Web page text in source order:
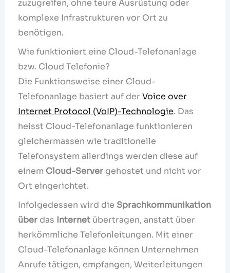
zuzugreifen, ohne teure Ausrüstung oder
komplexe Infrastrukturen vor Ort zu
benötigen.
Wie funktioniert eine Cloud-Telefonanlage
bzw. Cloud Telefonie?
Die Funktionsweise einer Cloud-
Telefonanlage basiert auf der Voice over
Internet Protocol (VoIP)-Technologie. Das
heisst Cloud-Telefonanlage funktionieren
gleichermassen wie traditionelle
Telefonsystem allerdings werden diese auf
einem Cloud-Servergehostet und nicht vor
Ort eingerichtet.
Infolgedessen wird die Sprachkommunikation
überdas Internetübertragen, anstatt über
herkömmliche Telefonleitungen. Mit einer
Cloud-Telefonanlage können Unternehmen
Anrufe tätigen, empfangen, Weiterleitungen